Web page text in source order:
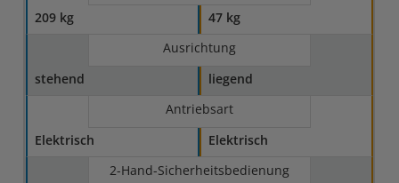
209 kg
47 kg
Ausrichtung
stehend
liegend
Antriebsart
Elektrisch
Elektrisch
2-Hand-Sicherheitsbedienung